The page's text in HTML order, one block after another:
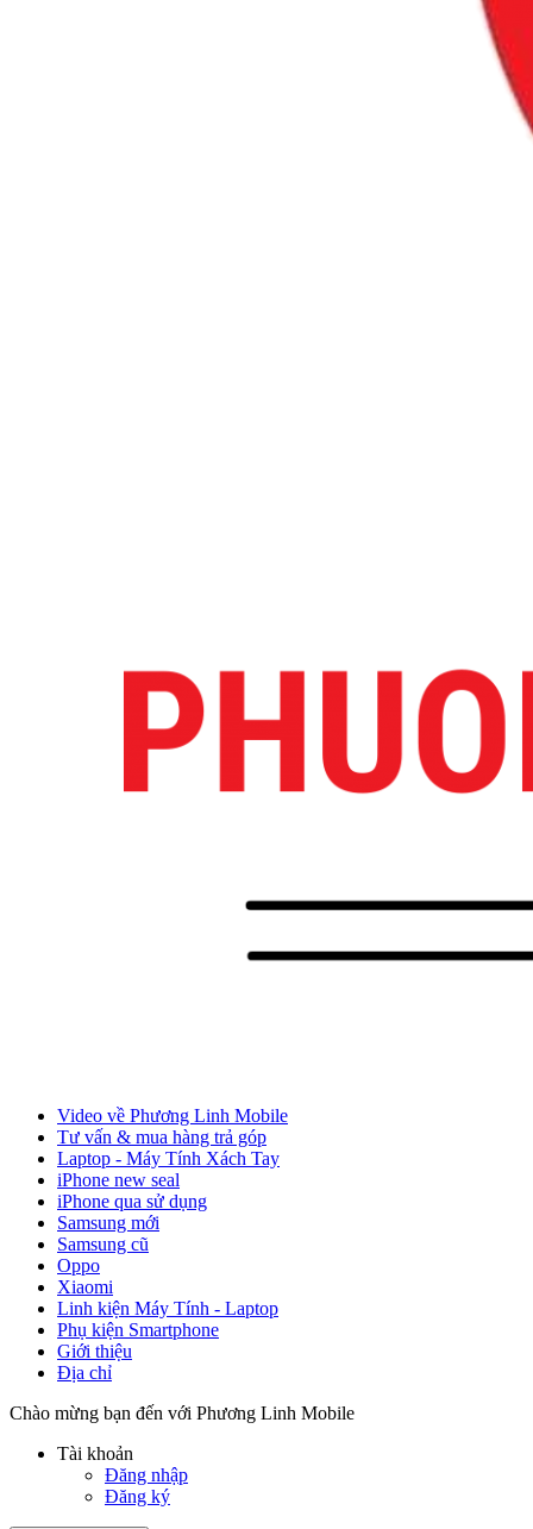
Video về Phương Linh Mobile
Tư vấn & mua hàng trả góp
Laptop - Máy Tính Xách Tay
iPhone new seal
iPhone qua sử dụng
Samsung mới
Samsung cũ
Oppo
Xiaomi
Linh kiện Máy Tính - Laptop
Phụ kiện Smartphone
Giới thiệu
Địa chỉ
Chào mừng bạn đến với Phương Linh Mobile
Tài khoản
Đăng nhập
Đăng ký